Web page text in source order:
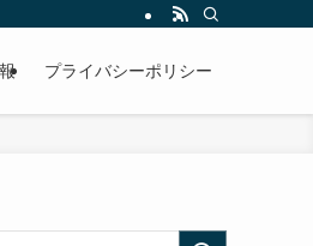
プライバシーポリシー